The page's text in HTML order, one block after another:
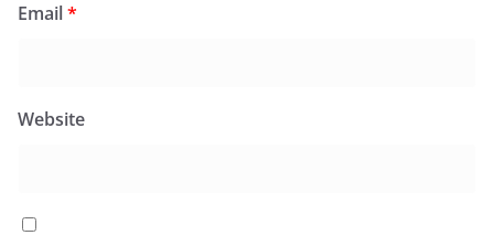
Email*
Website